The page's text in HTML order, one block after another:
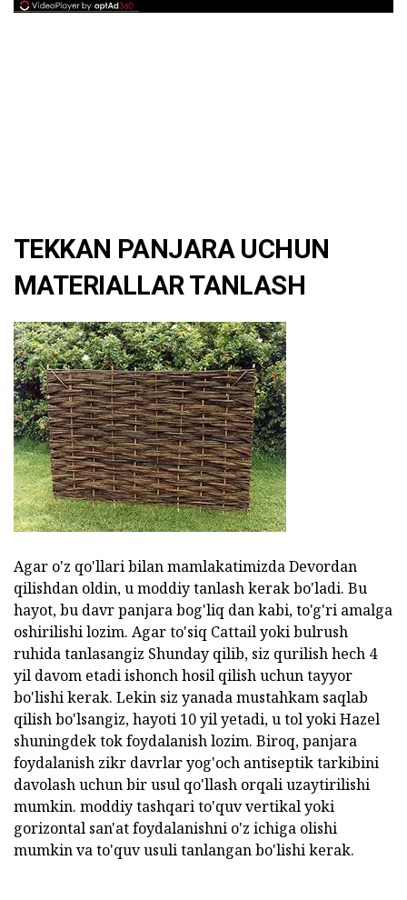
TEKKAN PANJARA UCHUN
MATERIALLAR TANLASH
Agar o'z qo'llari bilan mamlakatimizda Devordan
qilishdan oldin, u moddiy tanlash kerak bo'ladi. Bu
hayot, bu davr panjara bog'liq dan kabi, to'g'ri amalga
oshirilishi lozim. Agar to'siq Cattail yoki bulrush
ruhida tanlasangiz Shunday qilib, siz qurilish hech 4
yil davom etadi ishonch hosil qilish uchun tayyor
bo'lishi kerak. Lekin siz yanada mustahkam saqlab
qilish bo'lsangiz, hayoti 10 yil yetadi, u tol yoki Hazel
shuningdek tok foydalanish lozim. Biroq, panjara
foydalanish zikr davrlar yog'och antiseptik tarkibini
davolash uchun bir usul qo'llash orqali uzaytirilishi
mumkin. moddiy tashqari to'quv vertikal yoki
gorizontal san'at foydalanishni o'z ichiga olishi
mumkin va to'quv usuli tanlangan bo'lishi kerak.